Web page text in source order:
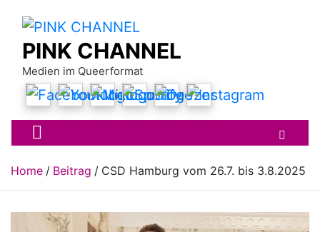
contentPINK CHANNEL
Medien im Queerformat
Home Beitrag CSD Hamburg vom 26.7. bis 3.8.2025